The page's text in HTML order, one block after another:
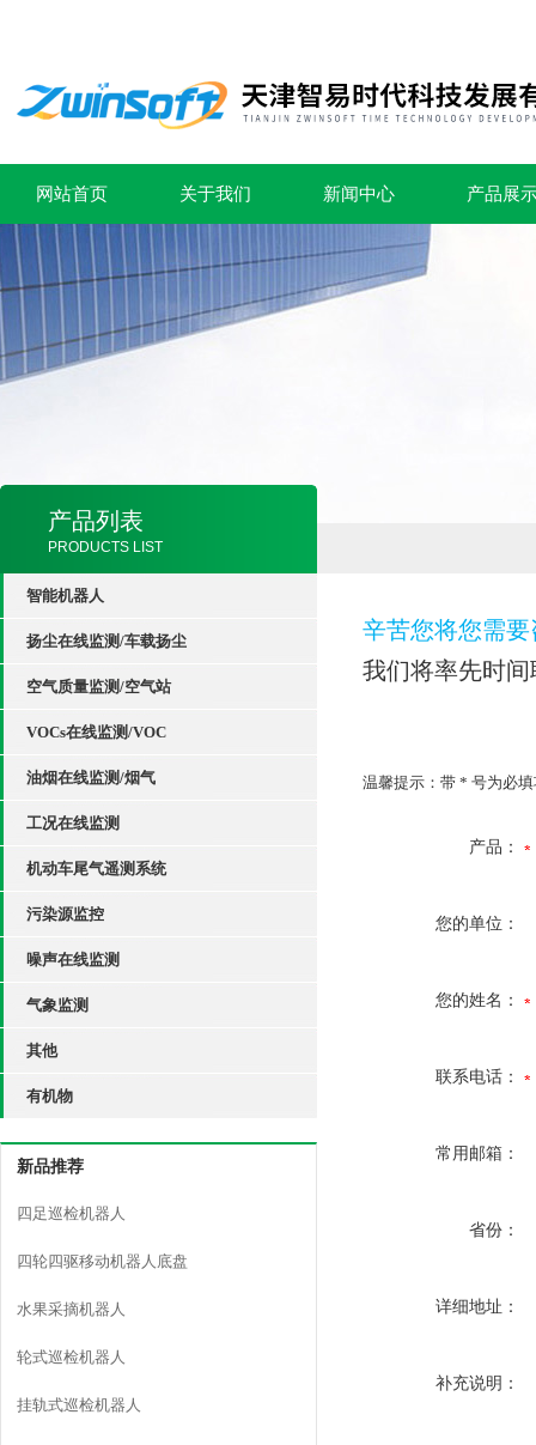
网站首页 关于我们 新闻中心 产品展
产品列表
PRODUCTS LIST
智能机器人
扬尘在线监测/车载扬尘
空气质量监测/空气站
VOCs在线监测/VOC
油烟在线监测/烟气
工况在线监测
机动车尾气遥测系统
污染源监控
噪声在线监测
气象监测
其他
有机物
新品推荐
四足巡检机器人
四轮四驱移动机器人底盘
水果采摘机器人
轮式巡检机器人
挂轨式巡检机器人
辛苦您将您需
我们将率先时
温馨提示：带 * 号为必
产品：
您的单位：
您的姓名：
联系电话：
常用邮箱：
省份：
详细地址：
补充说明：